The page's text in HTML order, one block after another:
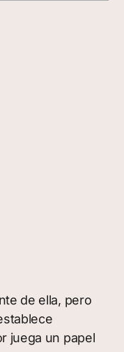
de ella, pero
juega un papel